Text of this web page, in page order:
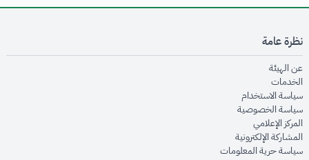
نظرة عامة
عن الهيئةopens in new window
الخدماتopens in new window
سياسة الاستخدام
سياسة الخصوصيةopens in new window
المركز الإعلاميopens in new window
المشاركة الإلكترونيةopens in new window
سياسة حرية المعلوماتopens in new window